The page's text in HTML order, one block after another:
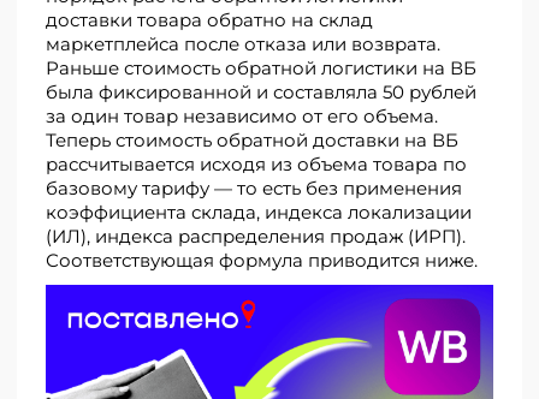
доставки товара обратно на склад
маркетплейса после отказа или возврата.
Раньше стоимость обратной логистики на ВБ
была фиксированной и составляла 50 рублей
за один товар независимо от его объема.
Теперь стоимость обратной доставки на ВБ
рассчитывается исходя из объема товара по
базовому тарифу — то есть без применения
коэффициента склада, индекса локализации
(ИЛ), индекса распределения продаж (ИРП).
Соответствующая формула приводится ниже.